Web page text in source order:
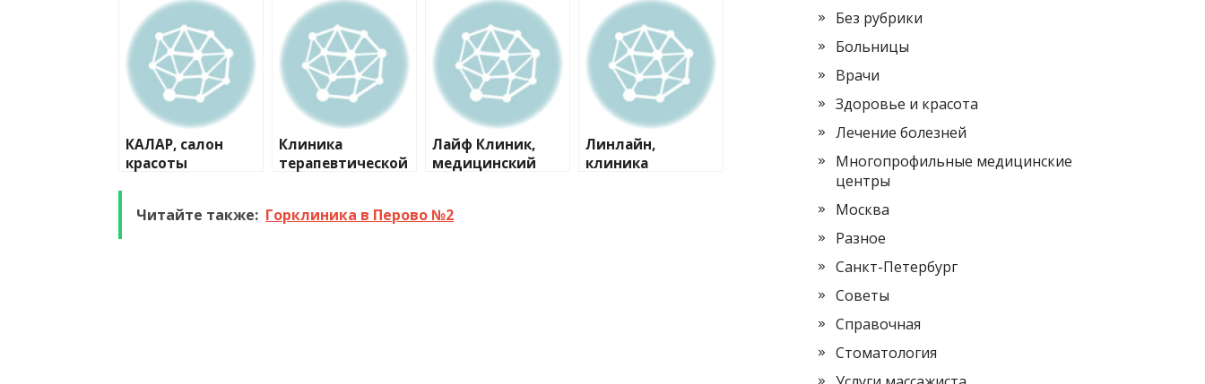
КАЛАР, салон
красоты
Клиника
терапевтической
Лайф Клиник,
медицинский
Линлайн,
клиника
Читайте также: Горклиника в Перово №2
Без рубрики
Больницы
Врачи
Здоровье и красота
Лечение болезней
Многопрофильные медицинские
центры
Москва
Разное
Санкт-Петербург
Советы
Справочная
Стоматология